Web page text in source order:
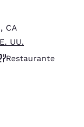
, CA
UU.
Restaurante